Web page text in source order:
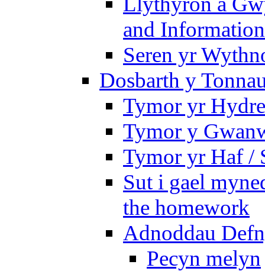
and Information
Seren yr
Dosbarth y
Tymor yr
Tymor y
Tymor yr Haf /
Sut i gael
the homework
Adnoddau
Pecyn melyn